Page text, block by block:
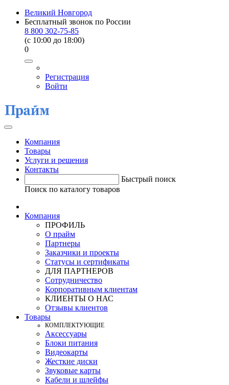
Великий Новгород
Бесплатный звонок по России
8 800 302-75-85
(c 10:00 до 18:00)
0
Регистрация
Войти
Компания
Товары
Услуги и решения
Контакты
Быстрый поиск
Поиск по каталогу товаров
Компания
ПРОФИЛЬ
О прайм
Партнеры
Заказчики и проекты
Статусы и сертификаты
ДЛЯ ПАРТНЕРОВ
Сотрудничество
Корпоративным клиентам
КЛИЕНТЫ О НАС
Отзывы клиентов
Товары
КOМПЛЕКТУЮЩИЕ
Аксессуары
Блоки питания
Видеокарты
Жесткие диски
Звуковые карты
Кабели и шлейфы